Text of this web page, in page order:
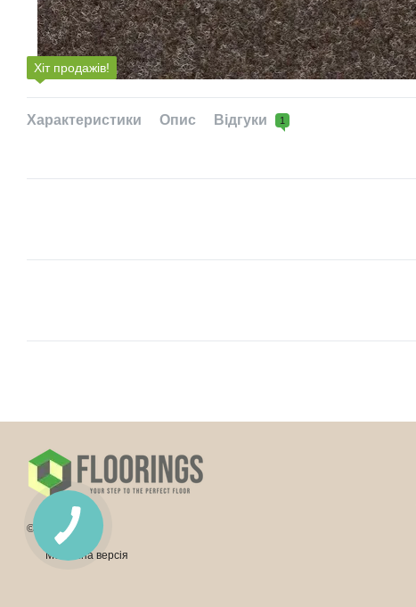
Хіт продажів!
Характеристики Опис Відгуки 1
© 2026
Мобільна версія